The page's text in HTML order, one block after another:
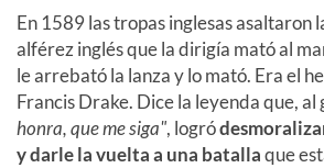
En 1589 las tropas inglesas asaltaron
alférez inglés que la dirigía mató al
le arrebató la lanza y lo mató. Era el
Francis Drake. Dice la leyenda que, al
honra, que me siga", logró
y darle la vuelta a una batallaque